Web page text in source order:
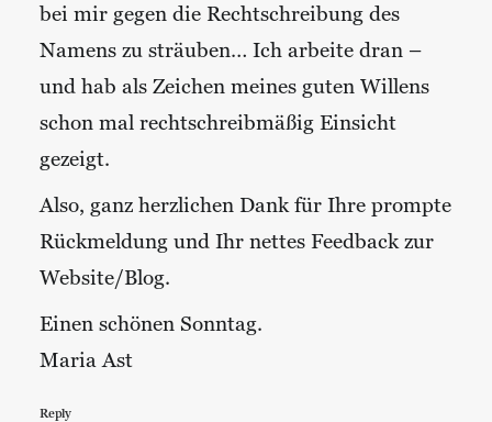
bei mir gegen die Rechtschreibung des
Namens zu sträuben… Ich arbeite dran –
und hab als Zeichen meines guten Willens
schon mal rechtschreibmäßig Einsicht
gezeigt.
Also, ganz herzlichen Dank für Ihre prompte
Rückmeldung und Ihr nettes Feedback zur
Website/Blog.
Einen schönen Sonntag.
Maria Ast
Reply